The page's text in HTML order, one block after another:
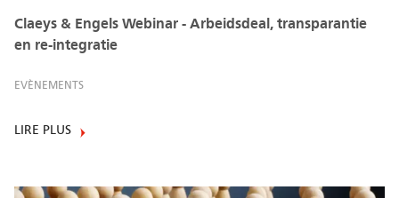
Claeys & Engels Webinar - Arbeidsdeal, transparantie
en re-integratie
EVÈNEMENTS
LIRE PLUS